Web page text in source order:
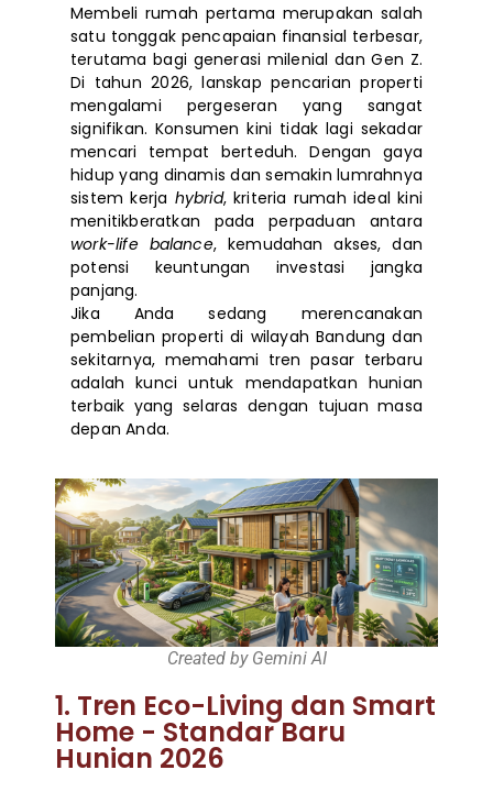
Membeli rumah pertama merupakan salah
satu tonggak pencapaian finansial terbesar,
terutama bagi generasi milenial dan Gen Z.
Di tahun 2026, lanskap pencarian properti
mengalami pergeseran yang sangat
signifikan. Konsumen kini tidak lagi sekadar
mencari tempat berteduh. Dengan gaya
hidup yang dinamis dan semakin lumrahnya
sistem kerja hybrid, kriteria rumah ideal kini
menitikberatkan pada perpaduan antara
work-life balance, kemudahan akses, dan
potensi keuntungan investasi jangka
panjang.
Jika Anda sedang merencanakan
pembelian properti di wilayah Bandung dan
sekitarnya, memahami tren pasar terbaru
adalah kunci untuk mendapatkan hunian
terbaik yang selaras dengan tujuan masa
depan Anda.
Created by Gemini AI
1. Tren Eco-Living dan Smart
Home - Standar Baru
Hunian 2026